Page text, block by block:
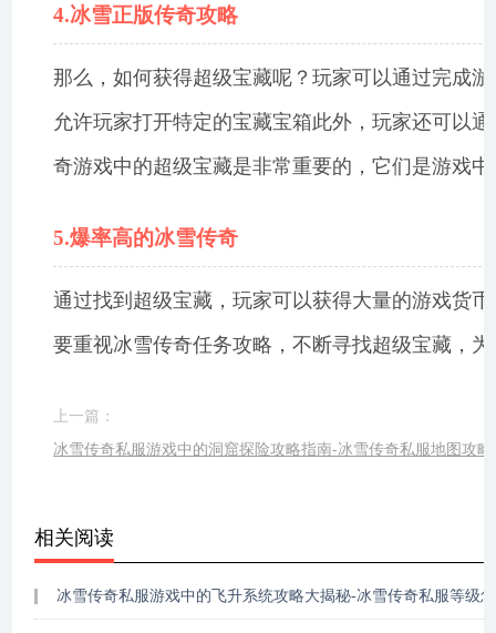
4.冰雪正版传奇攻略
那么，如何获得超级宝藏呢？玩家可以通过完成
允许玩家打开特定的宝藏宝箱此外，玩家还可以
奇游戏中的超级宝藏是非常重要的，它们是游戏
5.爆率高的冰雪传奇
通过找到超级宝藏，玩家可以获得大量的游戏货
要重视冰雪传奇任务攻略，不断寻找超级宝藏，
上一篇：
冰雪传奇私服游戏中的洞窟探险攻略指南-冰雪传奇私服地图攻略
相关阅读
冰雪传奇私服游戏中的飞升系统攻略大揭秘-冰雪传奇私服等级